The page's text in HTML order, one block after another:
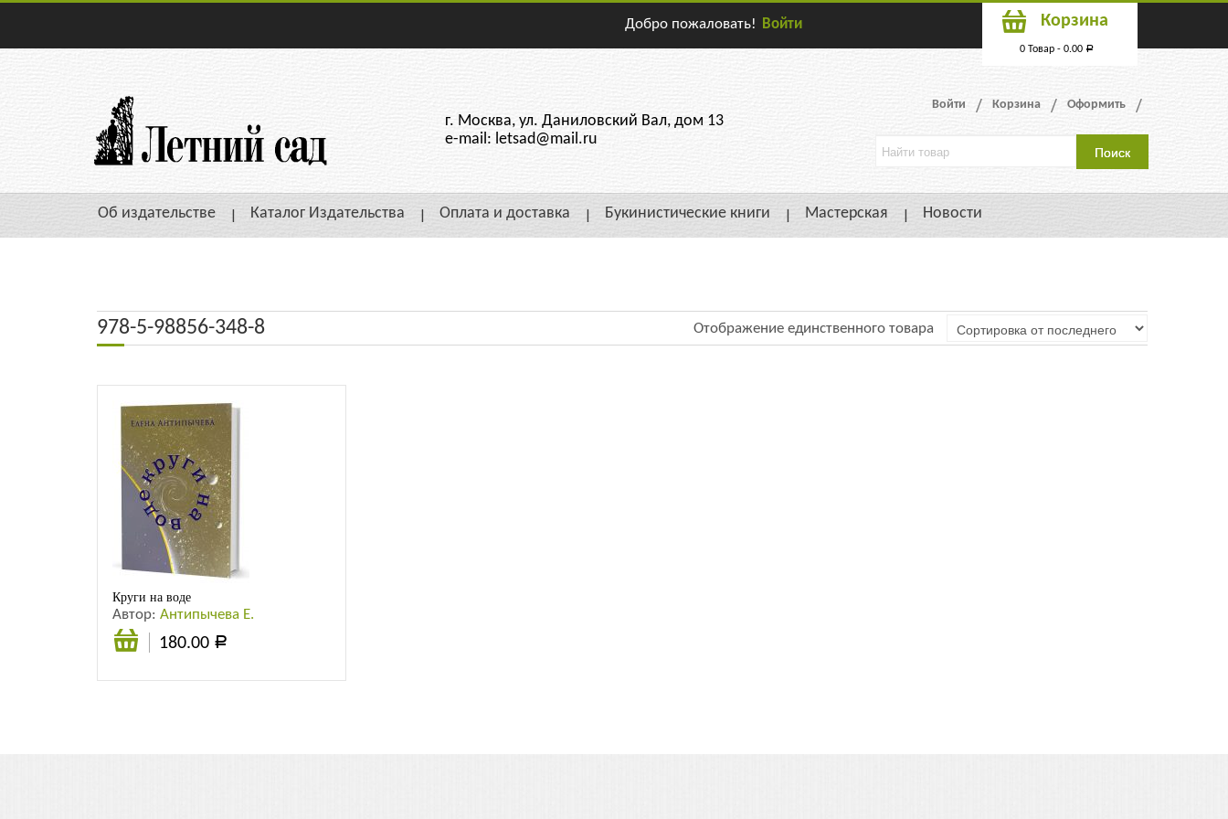
Добро пожаловать! Войти Корзина
0 Товар - 0.00 Р
г. Москва, ул. Даниловский Вал, дом 13
e-mail: letsad@mail.ru
Войти Корзина Оформить
Об издательстве Каталог Издательства Оплата и доставка Букинистические книги Мастерская Новости
978-5-98856-348-8 Отображение единственного товара
Круги на воде
Автор: Антипычева Е.
180.00 Р